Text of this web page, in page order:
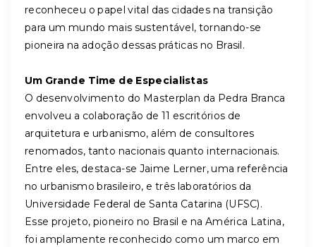
reconheceu o papel vital das cidades na transição
para um mundo mais sustentável, tornando-se
pioneira na adoção dessas práticas no Brasil.
Um Grande Time de Especialistas
O desenvolvimento do Masterplan da Pedra Branca
envolveu a colaboração de 11 escritórios de
arquitetura e urbanismo, além de consultores
renomados, tanto nacionais quanto internacionais.
Entre eles, destaca-se Jaime Lerner, uma referência
no urbanismo brasileiro, e três laboratórios da
Universidade Federal de Santa Catarina (UFSC).
Esse projeto, pioneiro no Brasil e na América Latina,
foi amplamente reconhecido como um marco em